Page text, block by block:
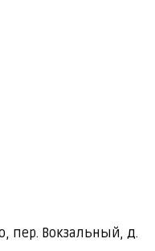
пер. Вокзальный, д.